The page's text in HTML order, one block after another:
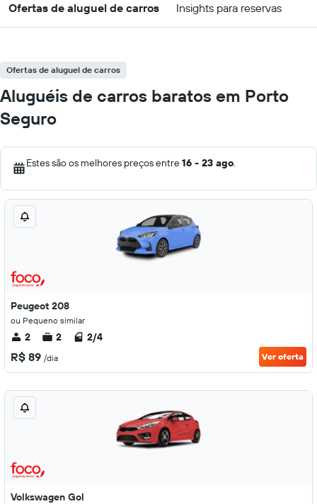
Ofertas de aluguel de carros Insights para reservas
Ofertas de aluguel de carros
Aluguéis de carros baratos em Porto
Seguro
Estes são os melhores preços entre16 - 23 ago.
Peugeot 208
ou Pequeno similar
2 2 2/4
R$ 89 /dia Ver oferta
Volkswagen Gol